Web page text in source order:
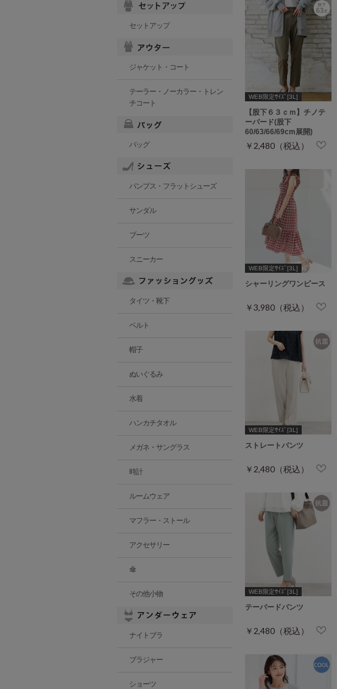
WEB限定ｻｲｽﾞ[3L]
【股下６３ｃｍ】チノテ
ーパード(股下
60/63/66/69cm展開)
￥2,480（税込）
WEB限定ｻｲｽﾞ[3L]
シャーリングワンピース
￥3,980（税込）
WEB限定ｻｲｽﾞ[3L]
ストレートパンツ
￥2,480（税込）
WEB限定ｻｲｽﾞ[3L]
テーパードパンツ
￥2,480（税込）
セットアップ
ジャケット・コート
テーラー・ノーカラー・トレン
チコート
バッグ
パンプス・フラットシューズ
サンダル
ブーツ
スニーカー
タイツ・靴下
ベルト
帽子
ぬいぐるみ
水着
ハンカチタオル
メガネ・サングラス
時計
ルームウェア
マフラー・ストール
アクセサリー
傘
その他小物
ナイトブラ
ブラジャー
ショーツ